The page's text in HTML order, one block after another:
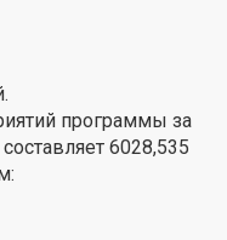
программы за
6028,535